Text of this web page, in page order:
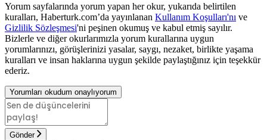
Yorum sayfalarında yorum yapan her okur, yukarıda belirtilen
kuralları, Haberturk.com’da yayınlanan Kullanım Koşulları'nı ve
Gizlilik Sözleşmesi'ni peşinen okumuş ve kabul etmiş sayılır.
Bizlerle ve diğer okurlarımızla yorum kurallarına uygun
yorumlarınızı, görüşlerinizi yasalar, saygı, nezaket, birlikte yaşama
kuralları ve insan haklarına uygun şekilde paylaştığınız için teşekkür
ederiz.
Yorumları okudum onaylıyorum
Gönder